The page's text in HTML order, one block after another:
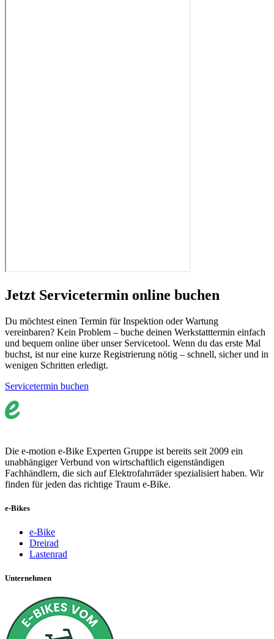
Jetzt Servicetermin online buchen
Du möchtest einen Termin für Inspektion oder Wartung
vereinbaren? Kein Problem – buche deinen Werkstatttermin einfach
und bequem online über unser Servicetool. Wenn du das erste Mal
buchst, ist nur eine kurze Registrierung nötig – schnell, sicher und in
wenigen Schritten erledigt.
Servicetermin buchen
Die e-motion e-Bike Experten Gruppe ist bereits seit 2009 ein
unabhängiger Verbund von wirtschaftlich eigenständigen
Fachhändlern, die sich auf Elektrofahrräder spezialisiert haben. Wir
finden für jeden das richtige Traum e-Bike.
e-Bikes
e-Bike
Dreirad
Lastenrad
Unternehmen